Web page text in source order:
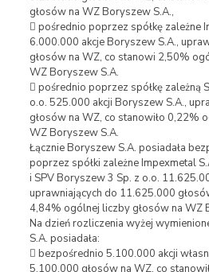
głosów na WZ Boryszew S.A.,
 pośrednio poprzez spółkę zależne
6.000.000 akcje Boryszew S.A.,
głosów na WZ, co stanowi 2,50%
WZ Boryszew S.A.
 pośrednio poprzez spółkę zależną
o.o. 525.000 akcji Boryszew S.A.,
głosów na WZ, co stanowiło 0,22%
WZ Boryszew S.A.
Łącznie Boryszew S.A. posiadała
poprzez spółki zależne Impexmetal
i SPV Boryszew 3 Sp. z o.o.
uprawniających do 11.625.000
4,84% ogólnej liczby głosów na WZ
Na dzień rozliczenia wyżej
S.A. posiadała:
 bezpośrednio 5.100.000 akcji
5.100.000 głosów na WZ, co